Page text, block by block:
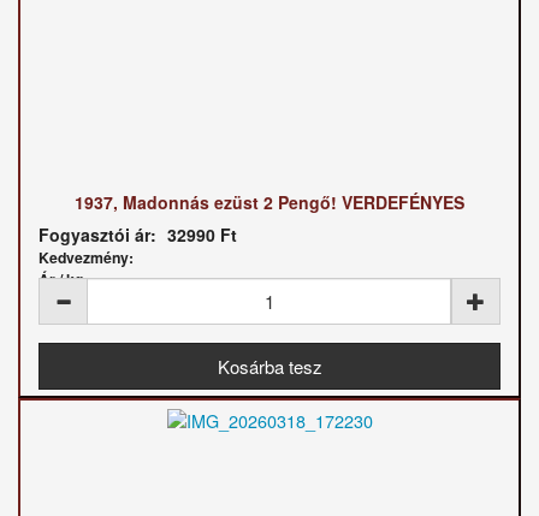
1937, Madonnás ezüst 2 Pengő! VERDEFÉNYES
Fogyasztói ár: 32990 Ft
Kedvezmény:
Ár / kg: